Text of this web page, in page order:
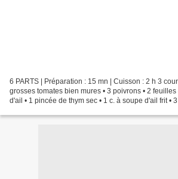
6 PARTS | Préparation : 15 mn | Cuisson : 2 h 3
grosses tomates bien mures • 3 poivrons • 2
d'ail • 1 pincée de thym sec • 1 c. à soupe d'ail frit •